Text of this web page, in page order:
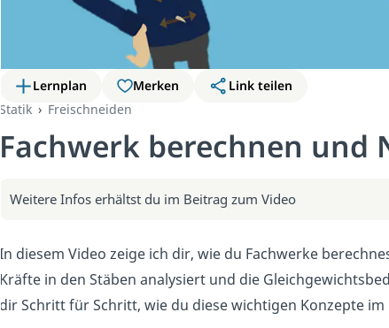
Lernplan Merken
Link teilen
Statik
Freischneiden
Fachwerk berechnen und
Weitere Infos erhältst du im Beitrag zum Video
In diesem Video zeige ich dir, wie du Fachwerke
Kräfte in den Stäben analysiert und die
dir Schritt für Schritt, wie du diese wichtigen Konzepte